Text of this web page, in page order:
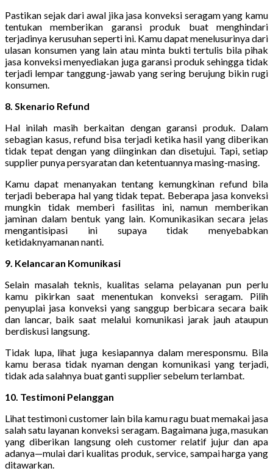
Pastikan sejak dari awal jika jasa konveksi seragam yang kamu
tentukan memberikan garansi produk buat menghindari
terjadinya kerusuhan seperti ini. Kamu dapat menelusurinya dari
ulasan konsumen yang lain atau minta bukti tertulis bila pihak
jasa konveksi menyediakan juga garansi produk sehingga tidak
terjadi lempar tanggung-jawab yang sering berujung bikin rugi
konsumen.
8. Skenario Refund
Hal inilah masih berkaitan dengan garansi produk. Dalam
sebagian kasus, refund bisa terjadi ketika hasil yang diberikan
tidak tepat dengan yang diinginkan dan disetujui. Tapi, setiap
supplier punya persyaratan dan ketentuannya masing-masing.
Kamu dapat menanyakan tentang kemungkinan refund bila
terjadi beberapa hal yang tidak tepat. Beberapa jasa konveksi
mungkin tidak memberi fasilitas ini, namun memberikan
jaminan dalam bentuk yang lain. Komunikasikan secara jelas
mengantisipasi ini supaya tidak menyebabkan
ketidaknyamanan nanti.
9. Kelancaran Komunikasi
Selain masalah teknis, kualitas selama pelayanan pun perlu
kamu pikirkan saat menentukan konveksi seragam. Pilih
penyuplai jasa konveksi yang sanggup berbicara secara baik
dan lancar, baik saat melalui komunikasi jarak jauh ataupun
berdiskusi langsung.
Tidak lupa, lihat juga kesiapannya dalam meresponsmu. Bila
kamu berasa tidak nyaman dengan komunikasi yang terjadi,
tidak ada salahnya buat ganti supplier sebelum terlambat.
10. Testimoni Pelanggan
Lihat testimoni customer lain bila kamu ragu buat memakai jasa
salah satu layanan konveksi seragam. Bagaimana juga, masukan
yang diberikan langsung oleh customer relatif jujur dan apa
adanya—mulai dari kualitas produk, service, sampai harga yang
ditawarkan.